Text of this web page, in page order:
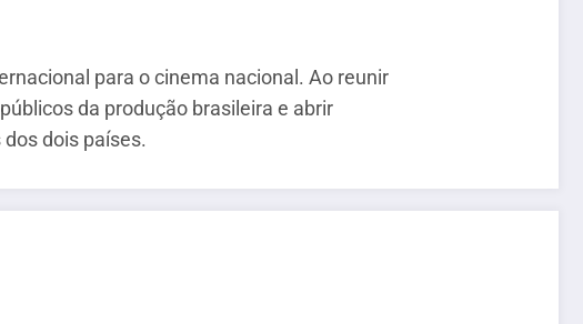
para o cinema nacional. Ao reunir
da produção brasileira e abrir
dois países.